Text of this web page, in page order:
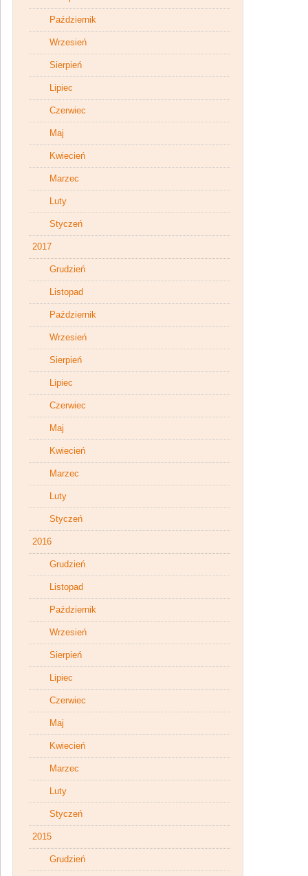
Październik
Wrzesień
Sierpień
Lipiec
Czerwiec
Maj
Kwiecień
Marzec
Luty
Styczeń
2017
Grudzień
Listopad
Październik
Wrzesień
Sierpień
Lipiec
Czerwiec
Maj
Kwiecień
Marzec
Luty
Styczeń
2016
Grudzień
Listopad
Październik
Wrzesień
Sierpień
Lipiec
Czerwiec
Maj
Kwiecień
Marzec
Luty
Styczeń
2015
Grudzień